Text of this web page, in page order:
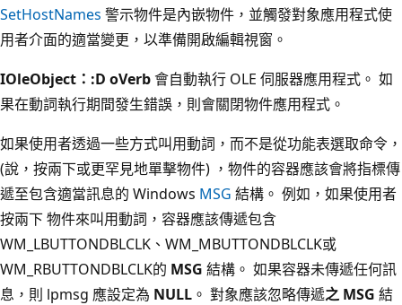
SetHostNames 警示物件是內嵌物件，並觸發對象應用程式使
用者介面的適當變更，以準備開啟編輯視窗。
IOleObject：:D oVerb會自動執行 OLE 伺服器應用程式。 如
果在動詞執行期間發生錯誤，則會關閉物件應用程式。
如果使用者透過一些方式叫用動詞，而不是從功能表選取命令，
(說，按兩下或更罕見地單擊物件) ，物件的容器應該會將指標傳
遞至包含適當訊息的 Windows MSG 結構。 例如，如果使用者
按兩下 物件來叫用動詞，容器應該傳遞包含
WM_LBUTTONDBLCLK、WM_MBUTTONDBLCLK或
WM_RBUTTONDBLCLK的 MSG 結構。 如果容器未傳遞任何訊
息，則 lpmsg 應設定為 NULL 。 對象應該忽略傳遞之 MSG 結